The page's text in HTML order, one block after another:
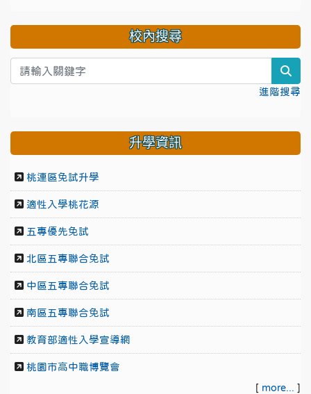
校內搜尋
進階搜尋
升學資訊
桃連區免試升學
適性入學桃花源
五專優先免試
北區五專聯合免試
中區五專聯合免試
南區五專聯合免試
教育部適性入學宣導網
桃園市高中職博覽會
[ more... ]